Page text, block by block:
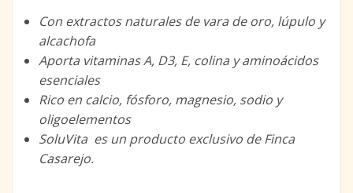
Con extractos naturales de vara de oro, lúpulo y
alcachofa
Aporta vitaminas A, D3, E, colina y aminoácidos
esenciales
Rico en calcio, fósforo, magnesio, sodio y
oligoelementos
SoluVita es un producto exclusivo de Finca
Casarejo.